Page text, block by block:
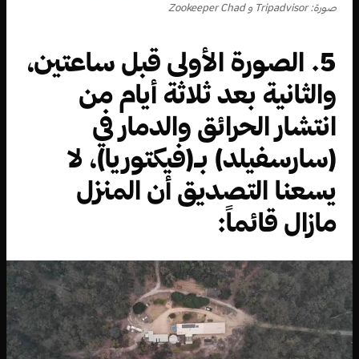
صورة: Tripadvisor و Zookeeper Chad
5. الصورة الأولى قبل ساعتين،
والثانية بعد ثلاثة أيام من
انتشار الحرائق والدمار في
(سارسفيلد) بـ(فيكتوريا)، لا
يسعنا التصديق أن المنزل
مازال قائماً: